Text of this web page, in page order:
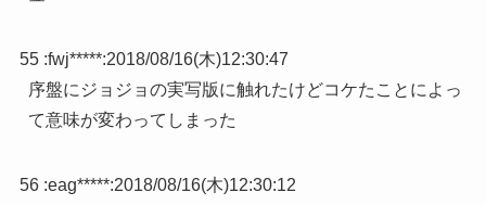
55 :fwj*****:2018/08/16(木)12:30:47
序盤にジョジョの実写版に触れたけどコケたことによっ
て意味が変わってしまった
56 :eag*****:2018/08/16(木)12:30:12